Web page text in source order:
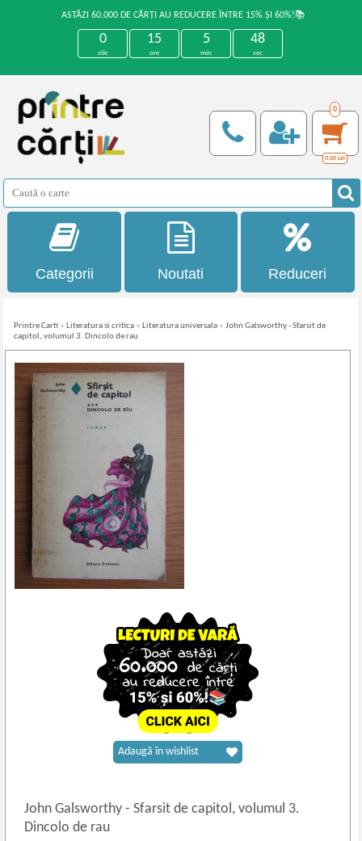
ASTĂZI 60.000 DE CĂRȚI AU REDUCERE ÎNTRE 15% ȘI 60%!📚
0
zile
15
ore
5
min
48
sec
0
0,00 Lei
Categorii Noutati Reduceri
Printre Carti » Literatura si critica » Literatura universala »John Galsworthy - Sfarsit de
capitol, volumul 3. Dincolo de rau
John Galsworthy- Sfarsit de capitol, volumul 3.
Dincolo de rau
Adaugă în wishlist